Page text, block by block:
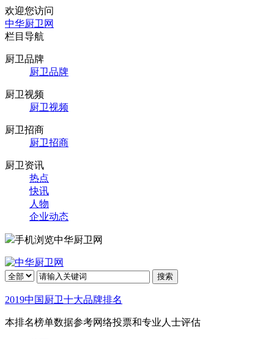
欢迎您访问
中华厨卫网
栏目导航
厨卫品牌
厨卫品牌
厨卫视频
厨卫视频
厨卫招商
厨卫招商
厨卫资讯
热点
快讯
人物
企业动态
手机浏览中华厨卫网
搜索
2019中国厨卫十大品牌排名
本排名榜单数据参考网络投票和专业人士评估